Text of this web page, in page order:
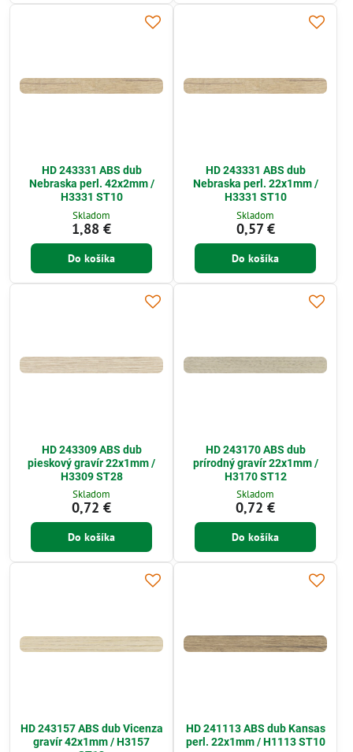
HD 243331 ABS dub
Nebraska perl. 42x2mm /
H3331 ST10
Skladom
1,88 €
Do košíka
HD 243331 ABS dub
Nebraska perl. 22x1mm /
H3331 ST10
Skladom
0,57 €
Do košíka
HD 243309 ABS dub
pieskový gravír 22x1mm /
H3309 ST28
Skladom
0,72 €
Do košíka
HD 243170 ABS dub
prírodný gravír 22x1mm /
H3170 ST12
Skladom
0,72 €
Do košíka
HD 243157 ABS dub Vicenza
gravír 42x1mm / H3157
HD 241113 ABS dub Kansas
perl. 22x1mm / H1113 ST10